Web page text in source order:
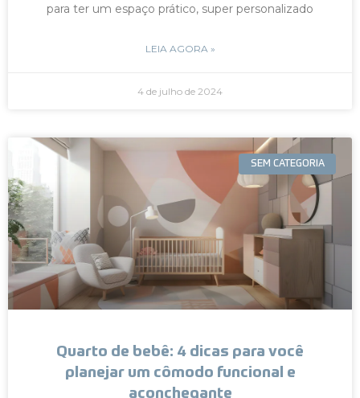
para ter um espaço prático, super personalizado
LEIA AGORA »
4 de julho de 2024
SEM CATEGORIA
Quarto de bebê: 4 dicas para você
planejar um cômodo funcional e
aconchegante